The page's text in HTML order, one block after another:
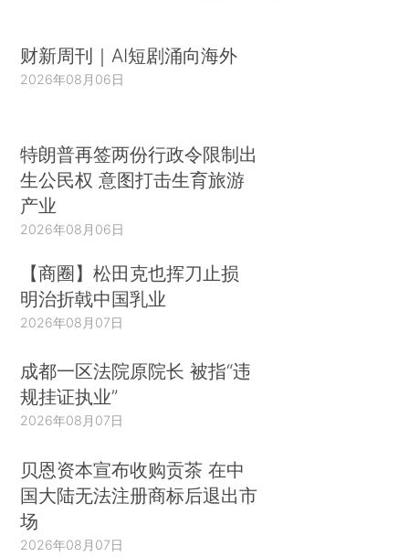
财新周刊｜AI短剧涌向海外
2026年08月06日
特朗普再签两份行政令限制出
生公民权 意图打击生育旅游
产业
2026年08月06日
【商圈】松田克也挥刀止损
明治折戟中国乳业
2026年08月07日
成都一区法院原院长 被指“违
规挂证执业”
2026年08月07日
贝恩资本宣布收购贡茶 在中
国大陆无法注册商标后退出市
场
2026年08月07日